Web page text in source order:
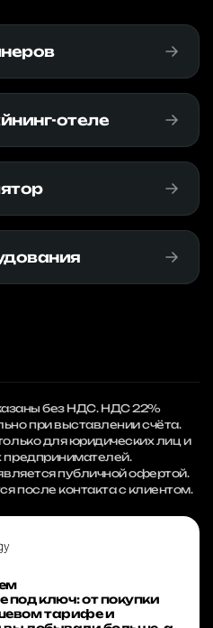
отеле
без НДС. НДС 22%
при выставлении счёта.
для юридических лиц и
публичной офертой.
после контакта с клиентом.
под ключ: от покупки
тарифе и